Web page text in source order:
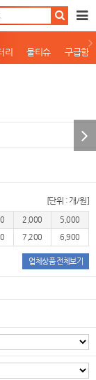
리 물티슈 구급함
[단위 : 개/원]
2,000
5,000
7,200 6,900
업체상품 전체보기